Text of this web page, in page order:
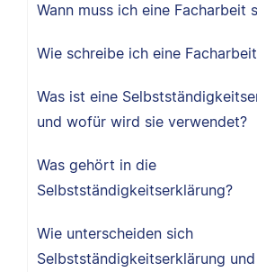
Wann muss ich eine Facharbeit
Wie schreibe ich eine
Was ist eine
und wofür wird sie verwendet?
Was gehört in die
Selbstständigkeitserklärung?
Wie unterscheiden sich
Selbstständigkeitserklärung und